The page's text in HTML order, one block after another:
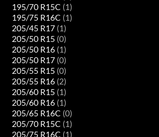
195/70 R15C (1)
195/75 R16C (1)
205/45 R17 (1)
205/50 R15 (0)
205/50 R16 (1)
205/50 R17 (0)
205/55 R15 (0)
205/55 R16 (2)
205/60 R15 (1)
205/60 R16 (1)
205/65 R16C (0)
205/70 R15C (1)
205/75 R16C (1)